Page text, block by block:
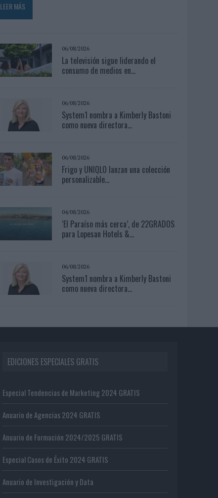
LEER MÁS
06/08/2026
La televisión sigue liderando el
consumo de medios en...
06/08/2026
System1 nombra a Kimberly Bastoni
como nueva directora...
06/08/2026
Frigo y UNIQLO lanzan una colección
personalizable...
04/08/2026
‘El Paraíso más cerca’, de 22GRADOS
para Lopesan Hotels &...
06/08/2026
System1 nombra a Kimberly Bastoni
como nueva directora...
EDICIONES ESPECIALES GRATIS
Especial Tendencias de Marketing 2024 GRATIS
Anuario de Agencias 2024 GRATIS
Anuario de Formación 2024/2025 GRATIS
Especial Casos de Éxito 2024 GRATIS
Anuario de Investigación y Data